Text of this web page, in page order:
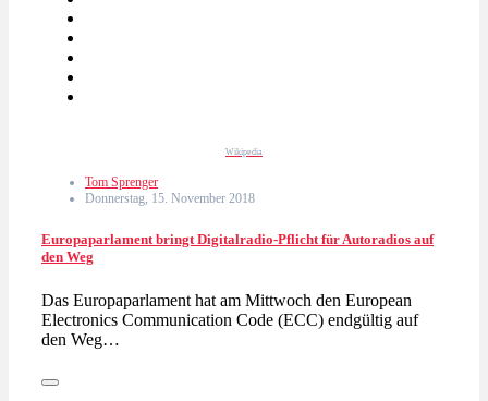
Wikipedia
Tom Sprenger
Donnerstag, 15. November 2018
Europaparlament bringt Digitalradio-Pflicht für Autoradios auf
den Weg
Das Europaparlament hat am Mittwoch den European
Electronics Communication Code (ECC) endgültig auf
den Weg…